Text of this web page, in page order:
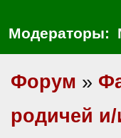
Модераторы:
Форум »
родичей